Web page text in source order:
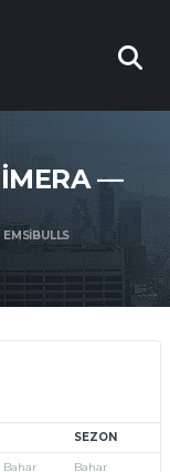
—
SEZON
Bahar
Bahar